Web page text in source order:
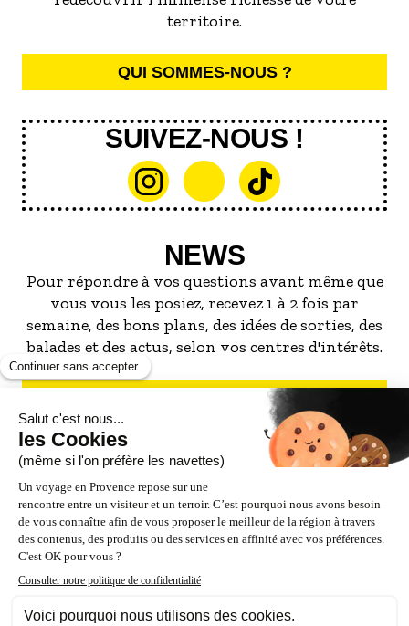
territoire.
QUI SOMMES-NOUS ?
SUIVEZ-NOUS !
NEWS
Pour répondre à vos questions avant même que
vous vous les posiez, recevez 1 à 2 fois par
semaine, des bons plans, des idées de sorties, des
balades et des actus, selon vos centres d'intérêts.
S'INSCRIRE À LA NEWSLETTER
NOS PARTENAIRES
ESPACE PRO / PRESSE